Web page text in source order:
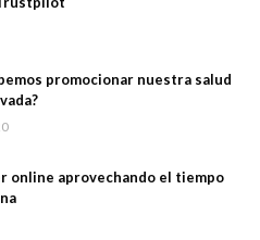
promocionar nuestra salud
online aprovechando el tiempo